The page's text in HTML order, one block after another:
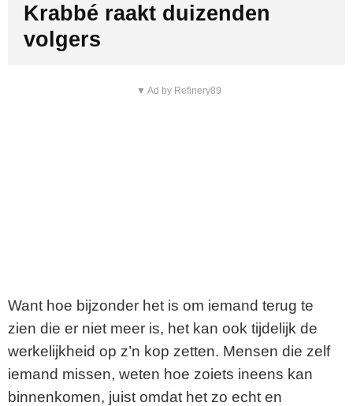
Krabbé raakt duizenden
volgers
▼ Ad by Refinery89
Want hoe bijzonder het is om iemand terug te
zien die er niet meer is, het kan ook tijdelijk de
werkelijkheid op z’n kop zetten. Mensen die zelf
iemand missen, weten hoe zoiets ineens kan
binnenkomen, juist omdat het zo echt en